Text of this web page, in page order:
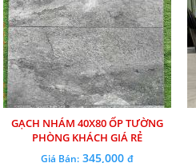
GẠCH NHÁM 40X80 ỐP TƯỜNG
PHÒNG KHÁCH GIÁ RẺ
Giá Bán: 345,000đ